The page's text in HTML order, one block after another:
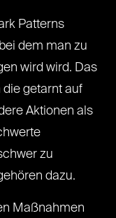
Patterns
dem man zu
wird wird. Das
getarnt auf
Aktionen als
zu
dazu.
Maßnahmen